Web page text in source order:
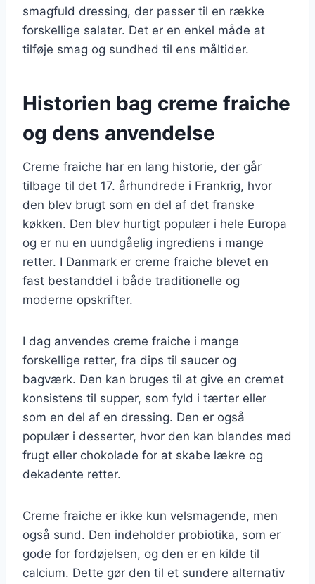
smagfuld dressing, der passer til en række
forskellige salater. Det er en enkel måde at
tilføje smag og sundhed til ens måltider.
Historien bag creme fraiche
og dens anvendelse
Creme fraiche har en lang historie, der går
tilbage til det 17. århundrede i Frankrig, hvor
den blev brugt som en del af det franske
køkken. Den blev hurtigt populær i hele Europa
og er nu en uundgåelig ingrediens i mange
retter. I Danmark er creme fraiche blevet en
fast bestanddel i både traditionelle og
moderne opskrifter.
I dag anvendes creme fraiche i mange
forskellige retter, fra dips til saucer og
bagværk. Den kan bruges til at give en cremet
konsistens til supper, som fyld i tærter eller
som en del af en dressing. Den er også
populær i desserter, hvor den kan blandes med
frugt eller chokolade for at skabe lækre og
dekadente retter.
Creme fraiche er ikke kun velsmagende, men
også sund. Den indeholder probiotika, som er
gode for fordøjelsen, og den er en kilde til
calcium. Dette gør den til et sundere alternativ